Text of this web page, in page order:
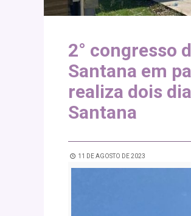
2° congresso
Santana em
realiza dois
Santana
11 DE AGOSTO DE 2023